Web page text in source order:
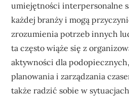
umiejętności interpersonalne
każdej branży i mogą
zrozumienia potrzeb innych
ta często wiąże się z
aktywności dla
planowania i zarządzania
także radzić sobie w